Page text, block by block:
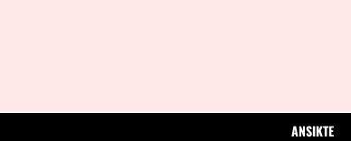
ANSIKTE